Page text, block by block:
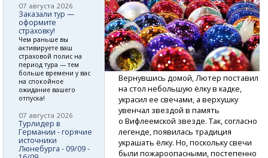
Вернувшись домой, Лютер поставил
на стол небольшую ёлку в кадке,
украсил ее свечами, а верхушку
увенчал звездой в память
о Вифлеемской звезде. Так, согласно
легенде, появилась традиция
украшать ёлку. Но, поскольку свечи
были пожароопасными, постепенно
07 августа 2026
Заказали тур —
оформите
страховку!
Чем раньше вы
активируете ваш
страховой полис на
период тура — тем
больше времени у вас
на спокойное
ожидание вашего
отпуска!
07 августа 2026
Турлидер в
Германии - горячие
источники
Люнебурга - 09/09 -